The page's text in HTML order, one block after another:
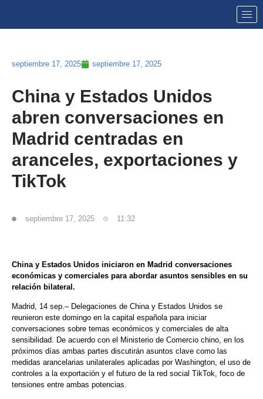
septiembre 17, 2025 septiembre 17, 2025
China y Estados Unidos
abren conversaciones en
Madrid centradas en
aranceles, exportaciones y
TikTok
septiembre 17, 2025 11:32
China y Estados Unidos iniciaron en Madrid conversaciones
económicas y comerciales para abordar asuntos sensibles en su
relación bilateral.
Madrid, 14 sep.– Delegaciones de China y Estados Unidos se
reunieron este domingo en la capital española para iniciar
conversaciones sobre temas económicos y comerciales de alta
sensibilidad. De acuerdo con el Ministerio de Comercio chino, en los
próximos días ambas partes discutirán asuntos clave como las
medidas arancelarias unilaterales aplicadas por Washington, el uso de
controles a la exportación y el futuro de la red social TikTok, foco de
tensiones entre ambas potencias.